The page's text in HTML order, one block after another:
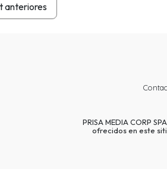
anteriores
PRISA MEDIA CORP
ofrecidos en este